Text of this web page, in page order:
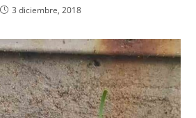
3 diciembre, 2018